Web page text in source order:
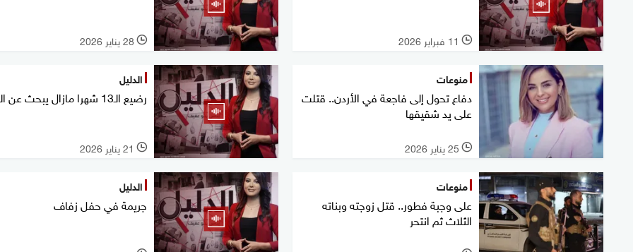
l 11 فبراير 2026 l 28 يناير 2026
منوعات
دفاع تحول إلى فاجعة في الأردن.. قتلت
على يد شقيقها
l 25 يناير 2026
الدليل
رضيع الـ13 شهرا مازال يبحث عن العدالة
l 21 يناير 2026
منوعات
على وجبة فطور.. قتل زوجته وبناته
الثلاث ثم انتحر
الدليل
جريمة في حفل زفاف